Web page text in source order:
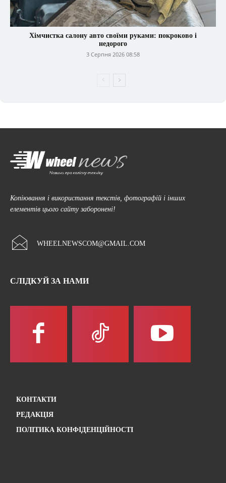
Хімчистка салону авто своїми руками: покроково і
недорого
3 Серпня 2026 08:58
Копіювання і використання текстів, фотографій і інших
елементів цього сайту заборонені!
WHEELNEWSCOM@GMAIL.COM
СЛІДКУЙ ЗА НАМИ
КОНТАКТИ
РЕДАКЦІЯ
ПОЛІТИКА КОНФІДЕНЦІЙНОСТІ